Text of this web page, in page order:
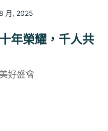
月, 2025
年榮耀，千人共
好盛會